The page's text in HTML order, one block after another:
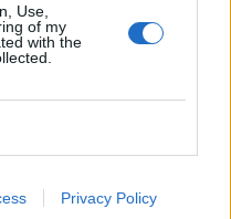
Use,
of my
with the
Privacy Policy